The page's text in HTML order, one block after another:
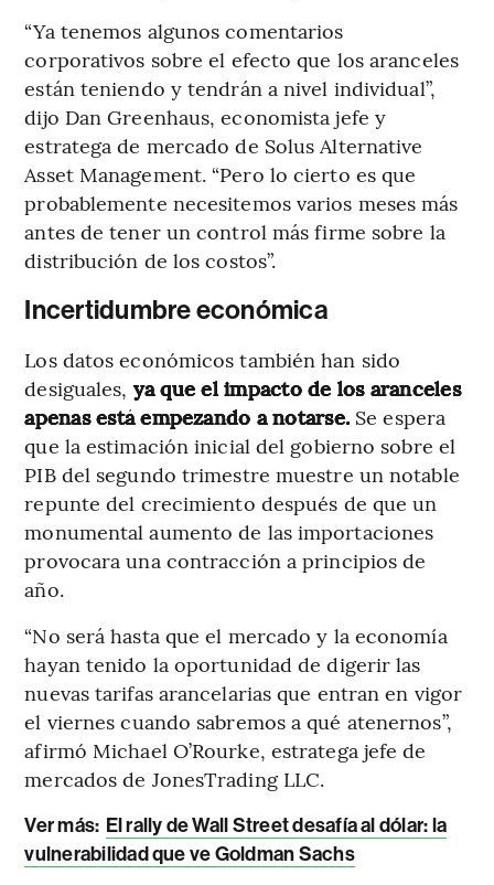
“Ya tenemos algunos comentarios
corporativos sobre el efecto que los aranceles
están teniendo y tendrán a nivel individual”,
dijo Dan Greenhaus, economista jefe y
estratega de mercado de Solus Alternative
Asset Management. “Pero lo cierto es que
probablemente necesitemos varios meses más
antes de tener un control más firme sobre la
distribución de los costos”.
Incertidumbre económica
Los datos económicos también han sido
desiguales, ya que el impacto de los aranceles
apenas está empezando a notarse. Se espera
que la estimación inicial del gobierno sobre el
PIB del segundo trimestre muestre un notable
repunte del crecimiento después de que un
monumental aumento de las importaciones
provocara una contracción a principios de
año.
“No será hasta que el mercado y la economía
hayan tenido la oportunidad de digerir las
nuevas tarifas arancelarias que entran en vigor
el viernes cuando sabremos a qué atenernos”,
afirmó Michael O’Rourke, estratega jefe de
mercados de JonesTrading LLC.
Ver más: El rally de Wall Street desafía al dólar: la
vulnerabilidad que ve Goldman Sachs